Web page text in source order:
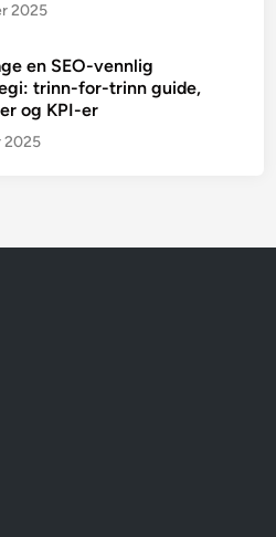
2025
en SEO-vennlig
trinn-for-trinn guide,
og KPI-er
2025